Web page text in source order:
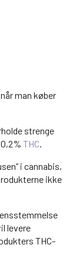
man køber
strenge
THC.
i cannabis,
ikke
levere
THC-